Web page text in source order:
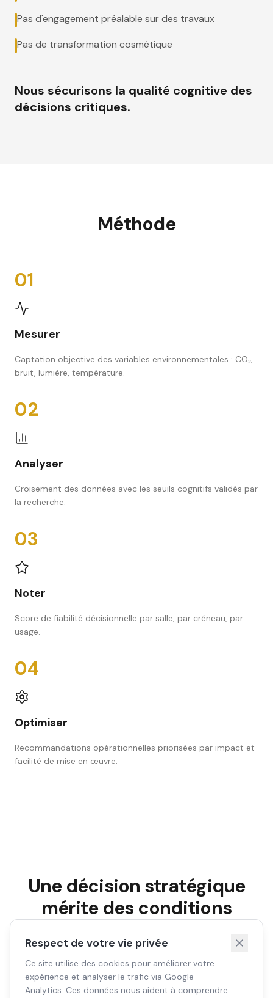
Pas d'engagement préalable sur des travaux
Pas de transformation cosmétique
Nous sécurisons la qualité cognitive des
décisions critiques.
Méthode
01
Mesurer
Captation objective des variables environnementales : CO₂,
bruit, lumière, température.
02
Analyser
Croisement des données avec les seuils cognitifs validés par
la recherche.
03
Noter
Score de fiabilité décisionnelle par salle, par créneau, par
usage.
04
Optimiser
Recommandations opérationnelles priorisées par impact et
facilité de mise en œuvre.
Une décision stratégique
mérite des conditions
Planifier un échange confidentiel
Respect de votre vie privée
Ce site utilise des cookies pour améliorer votre
expérience et analyser le trafic via Google
Analytics. Ces données nous aident à comprendre